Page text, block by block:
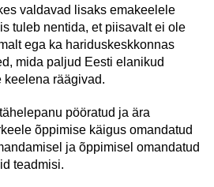
valdavad lisaks emakeelele
tuleb nentida, et piisavalt ei ole
ega ka hariduskeskkonnas
mida paljud Eesti elanikud
keelena räägivad.
pööratud ja ära
õppimise käigus omandatud
ja õppimisel omandatud
teadmisi.